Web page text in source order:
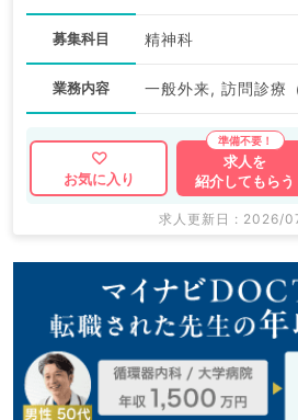
募集科目 精神科
業務内容 一般外来, 訪問診療
お気に入り
求人を
紹介してもらう
求人更新日 : 2026/